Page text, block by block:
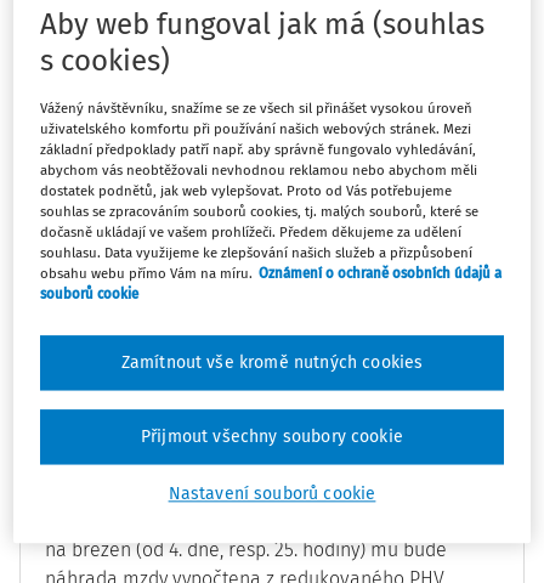
5 : 8.
Výchozí PHV pro redukci je tedy ten průměrný výdělek,
kdy musí být používán, a to zásadně z rozhodného období
předchozího kalendářního čtvrtletí (s výjimkou konta
pracovní doby).
Zasahuje-li doba prvních 14 dnů DPN (karantény) do dvou
rozhodných období – kalendářních čtvrtletí – bude pro
náhradu mzdy použit PHV platný v každém z těchto
dnů (směn), respektive hodin připadajících na každé z
těchto rozhodných období.
Příklad č. 1:
Zaměstnanec byl v pracovní neschopnosti od 25.
na březen (od 4. dne, resp. 25. hodiny) mu bude
Aby web fungoval jak má (souhlas
s cookies)
Vážený návštěvníku, snažíme se ze všech sil přinášet vysokou úroveň
uživatelského komfortu při používání našich webových stránek. Mezi
základní předpoklady patří např. aby správně fungovalo vyhledávání,
abychom vás neobtěžovali nevhodnou reklamou nebo abychom měli
dostatek podnětů, jak web vylepšovat. Proto od Vás potřebujeme
souhlas se zpracováním souborů cookies, tj. malých souborů, které se
dočasně ukládají ve vašem prohlížeči. Předem děkujeme za udělení
souhlasu. Data využijeme ke zlepšování našich služeb a přizpůsobení
obsahu webu přímo Vám na míru. Oznámení o ochraně osobních údajů a
souborů cookie
Nastavení souborů cookie
Zamítnout vše kromě nutných cookies
Přijmout všechny soubory cookie